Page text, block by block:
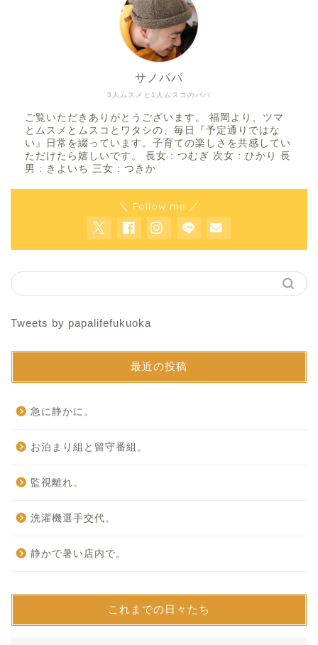
3人ムスメと1人ムスコのパパ
サノパパ
ご覧いただきありがとうございます。 福岡より、ツマ
とムスメとムスコとワタシの、毎日『予定通りではな
い』日常を綴っています。子育ての楽しさを共感してい
ただけたら嬉しいです。 長女 : つむぎ 次女 : ひかり 長
男 : きよいち 三女 : つきか
＼ Follow me ／
Tweets by papalifefukuoka
最近の投稿
急に静かに。
お泊まり組と留守番組。
監視離れ。
洗濯機選手交代。
静かで暑い店内で。
これまでの日々たち